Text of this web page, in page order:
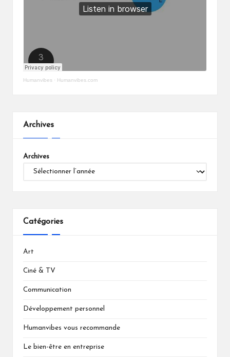
Humanvibes · Humanvibes.com
Archives
Archives
Catégories
Art
Ciné & TV
Communication
Développement personnel
Humanvibes vous recommande
Le bien-être en entreprise